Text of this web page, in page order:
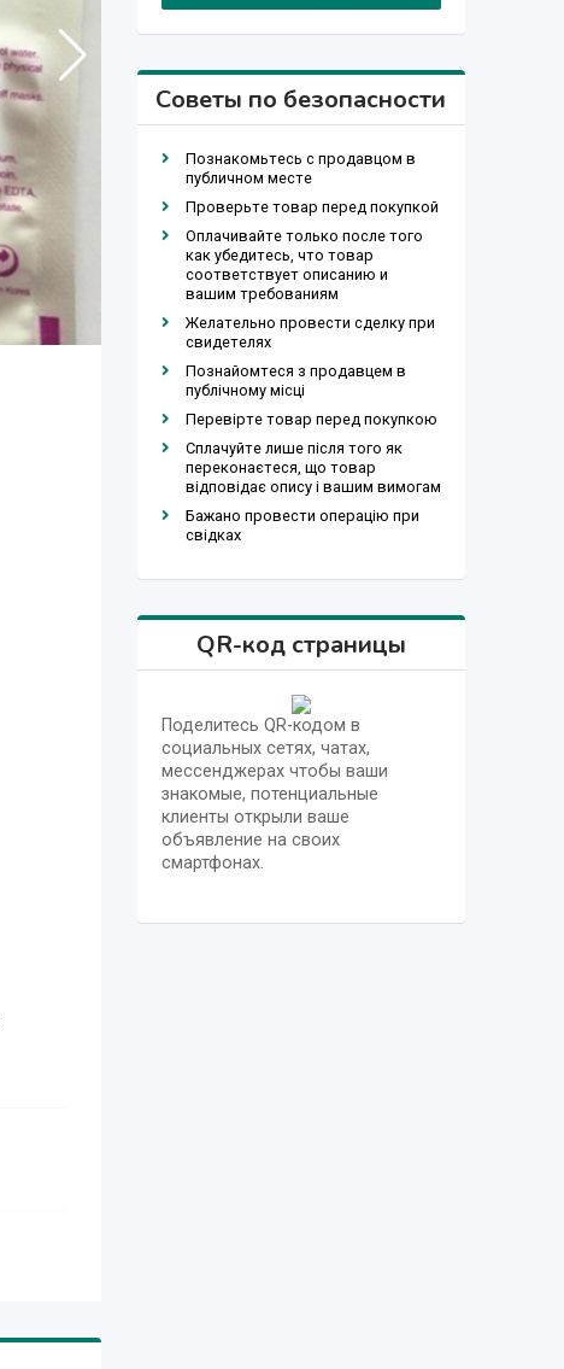
Советы по безопасности
Познакомьтесь с продавцом в
публичном месте
Проверьте товар перед покупкой
Оплачивайте только после того
как убедитесь, что товар
соответствует описанию и
вашим требованиям
Желательно провести сделку при
свидетелях
Познайомтеся з продавцем в
публічному місці
Перевірте товар перед покупкою
Сплачуйте лише після того як
переконаєтеся, що товар
відповідає опису і вашим вимогам
Бажано провести операцію при
свідках
QR-код страницы
Поделитесь QR-кодом в
социальных сетях, чатах,
мессенджерах чтобы ваши
знакомые, потенциальные
клиенты открыли ваше
объявление на своих
смартфонах.